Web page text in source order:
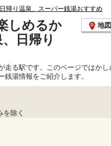
帰り温泉、スーパー銭湯おすすめ
しめるか
日帰り
地
る駅です。このページではかし
湯情報をご紹介します。
を除く